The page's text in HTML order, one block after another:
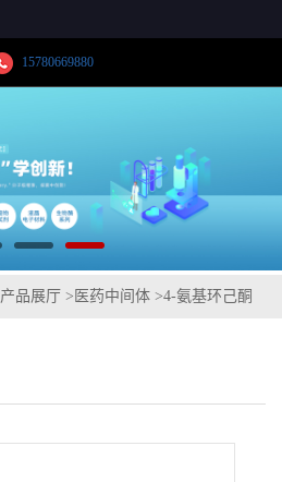
15780669880
产品展厅 > 医药中间体 >4-氨基环己酮